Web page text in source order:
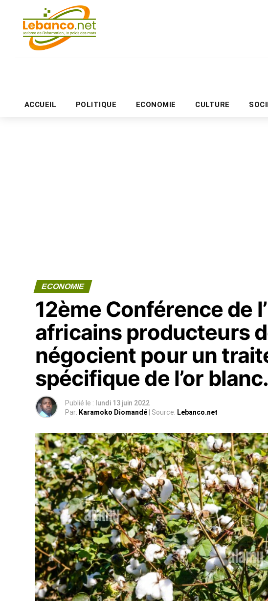
ACCUEIL POLITIQUE ECONOMIE CULTURE
ECONOMIE
12ème Conférence de
africains producteurs
négocient pour un
spécifique de l’or blanc.
Publié le : lundi 13 juin 2022
Par: Karamoko Diomandé | Source: Lebanco.net